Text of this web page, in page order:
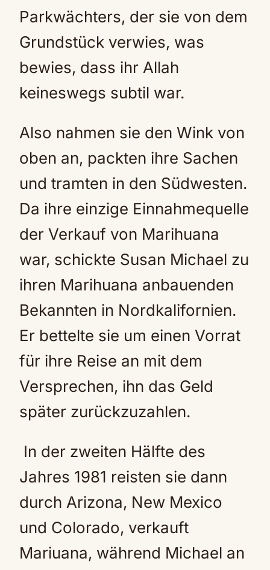
Parkwächters, der sie von dem
Grundstück verwies, was
bewies, dass ihr Allah
keineswegs subtil war.
Also nahmen sie den Wink von
oben an, packten ihre Sachen
und tramten in den Südwesten.
Da ihre einzige Einnahmequelle
der Verkauf von Marihuana
war, schickte Susan Michael zu
ihren Marihuana anbauenden
Bekannten in Nordkalifornien.
Er bettelte sie um einen Vorrat
für ihre Reise an mit dem
Versprechen, ihn das Geld
später zurückzuzahlen.
In der zweiten Hälfte des
Jahres 1981 reisten sie dann
durch Arizona, New Mexico
und Colorado, verkauft
Mariuana, während Michael an